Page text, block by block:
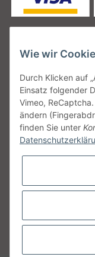
Unsere
Unsere Communities
* Alle
Wie wir
Durch Klicken auf
Einsatz folgender
Vimeo,
ändern
finden Sie unter